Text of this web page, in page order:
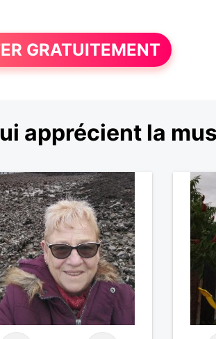
GRATUITEMENT
apprécient la